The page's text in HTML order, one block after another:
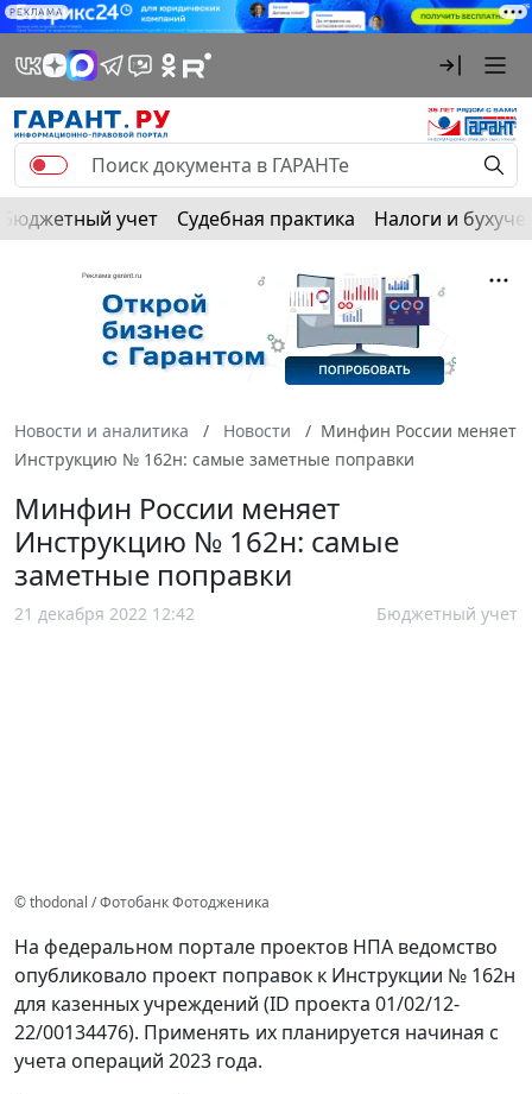
РЕКЛАМА
Бюджетный учет Судебная практика Налоги и
Новости и аналитика Новости
Минфин России меняет
Инструкцию № 162н: самые заметные поправки
Минфин России меняет
Инструкцию № 162н: самые
заметные поправки
21 декабря 2022 12:42 Бюджетный учет
© thodonal / Фотобанк Фотодженика
На федеральном портале проектов НПА ведомство
опубликовало проект поправок к Инструкции № 162н
для казенных учреждений (ID проекта 01/02/12-
22/00134476). Применять их планируется начиная с
учета операций 2023 года.